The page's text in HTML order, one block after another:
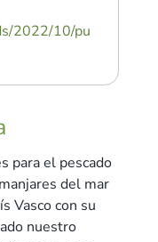
2022/10/pu
para el pescado
del mar
Vasco con su
nuestro